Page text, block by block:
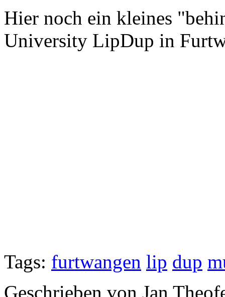
Hier noch ein kleines
University LipDup in
Tags: furtwangen lip dup
Geschrieben von Jan